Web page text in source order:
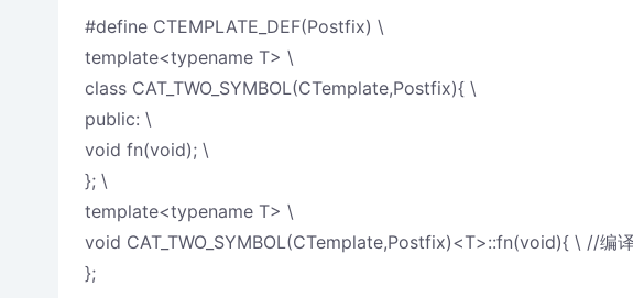
#define CTEMPLATE_DEF(Postfix) \
template<typename T> \
class CAT_TWO_SYMBOL(CTemplate,Postfix){ \
public: \
void fn(void); \
}; \
template<typename T> \
void CAT_TWO_SYMBOL(CTemplate,Postfix)<T>::fn(void){ \ //编
};